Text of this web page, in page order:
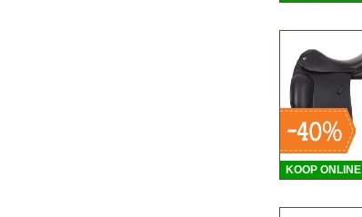
KOOP ONLINE